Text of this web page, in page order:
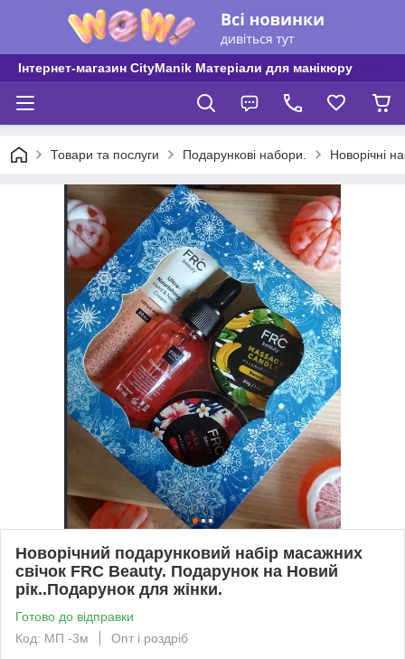
Інтернет-магазин CityManik Матеріали для манікюру
Товари та послуги Подарункові набори. Новорічні
Новорічний подарунковий набір масажних
свічок FRC Beauty. Подарунок на Новий
рік..Подарунок для жінки.
Готово до відправки
Код: МП -3м
Опт і роздріб